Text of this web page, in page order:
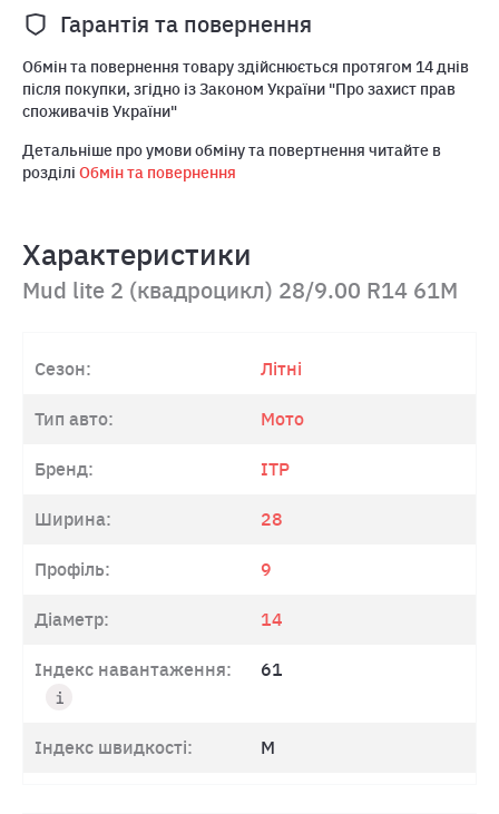
Гарантія та повернення
Обмін та повернення товару здійснюється протягом 14 днів
після покупки, згідно із Законом України "Про захист прав
споживачів України"
Детальніше про умови обміну та повертнення читайте в
розділі Обмін та повернення
Характеристики
Mud lite 2 (квадроцикл) 28/9.00 R14 61M
Сезон: Літні
Тип авто: Мото
Бренд: ITP
Ширина: 28
Профіль: 9
Діаметр: 14
Індекс навантаження: 61
Індекс швидкості: M